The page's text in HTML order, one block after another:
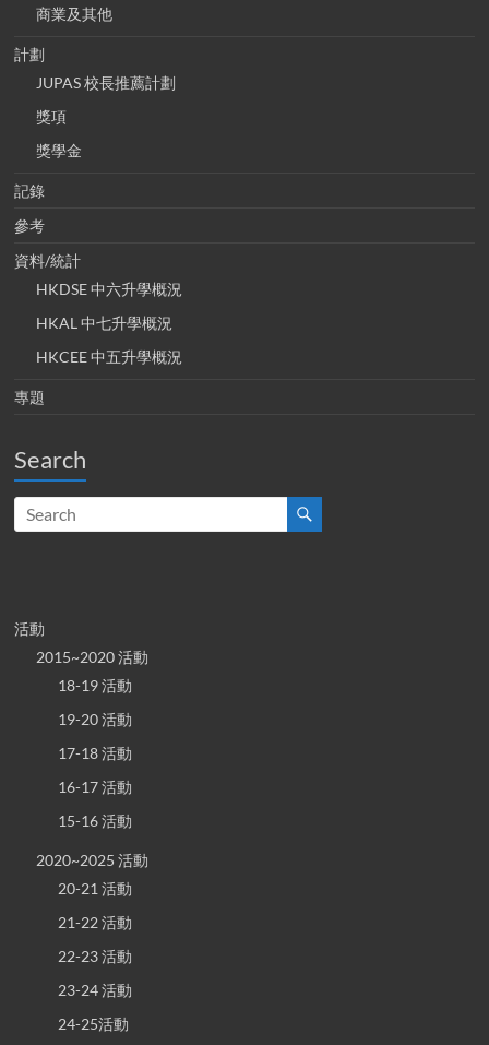
商業及其他
計劃
JUPAS 校長推薦計劃
獎項
獎學金
記錄
參考
資料/統計
HKDSE 中六升學概況
HKAL 中七升學概況
HKCEE 中五升學概況
專題
Search
活動
2015~2020 活動
18-19 活動
19-20 活動
17-18 活動
16-17 活動
15-16 活動
2020~2025 活動
20-21 活動
21-22 活動
22-23 活動
23-24 活動
24-25活動